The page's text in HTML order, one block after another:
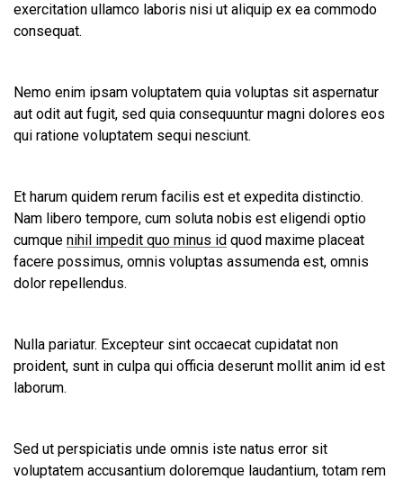
exercitation ullamco laboris nisi ut aliquip ex ea commodo
consequat.
Nemo enim ipsam voluptatem quia voluptas sit aspernatur
aut odit aut fugit, sed quia consequuntur magni dolores eos
qui ratione voluptatem sequi nesciunt.
Et harum quidem rerum facilis est et expedita distinctio.
Nam libero tempore, cum soluta nobis est eligendi optio
cumque nihil impedit quo minus id quod maxime placeat
facere possimus, omnis voluptas assumenda est, omnis
dolor repellendus.
Nulla pariatur. Excepteur sint occaecat cupidatat non
proident, sunt in culpa qui officia deserunt mollit anim id est
laborum.
Sed ut perspiciatis unde omnis iste natus error sit
voluptatem accusantium doloremque laudantium, totam rem